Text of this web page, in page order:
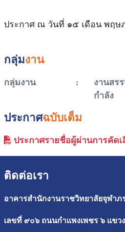
ประกาศ ณ วันที่ ๑๕ เดือน พฤ
กลุ่มงาน
กลุ่มงาน :
งานสร
กำลัง
ประกาศฉบับเต็ม
ประกาศรายชื่อผู้ผ่านการคัดเ
ติดต่อเรา
อาคารสำนักงานราชวิทยาลัยจุฬา
เลขที่ ๙๐๖ ถนนกำแพงเพชร ๖ แขว